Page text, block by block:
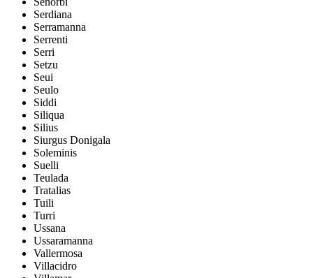
Serdiana
Serramanna
Serrenti
Serri
Setzu
Seui
Seulo
Siddi
Siliqua
Silius
Siurgus Donigala
Soleminis
Suelli
Teulada
Tratalias
Tuili
Turri
Ussana
Ussaramanna
Vallermosa
Villacidro